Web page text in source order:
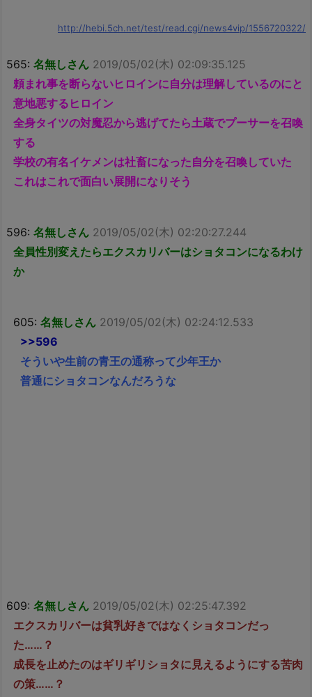
http://hebi.5ch.net/test/read.cgi/news4vip/1556720322/
565: 名無しさん 2019/05/02(木) 02:09:35.125
頼まれ事を断らないヒロインに自分は理解しているのにと
意地悪するヒロイン
全身タイツの対魔忍から逃げてたら土蔵でプーサーを召喚
する
学校の有名イケメンは社畜になった自分を召喚していた
これはこれで面白い展開になりそう
596: 名無しさん 2019/05/02(木) 02:20:27.244
全員性別変えたらエクスカリバーはショタコンになるわけ
か
605: 名無しさん 2019/05/02(木) 02:24:12.533
>>596
そういや生前の青王の通称って少年王か
普通にショタコンなんだろうな
609: 名無しさん 2019/05/02(木) 02:25:47.392
エクスカリバーは貧乳好きではなくショタコンだっ
た……？
成長を止めたのはギリギリショタに見えるようにする苦肉
の策……？